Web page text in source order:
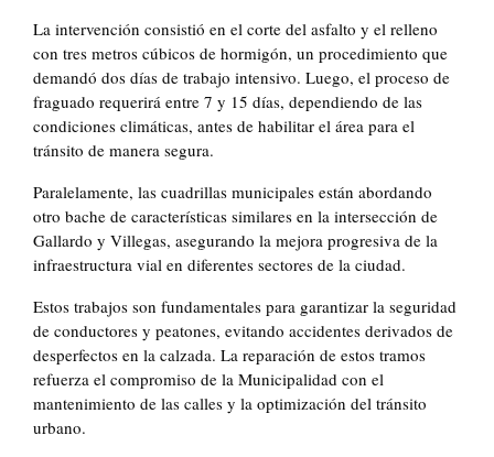
La intervención consistió en el corte del asfalto y el relleno
con tres metros cúbicos de hormigón, un procedimiento que
demandó dos días de trabajo intensivo. Luego, el proceso de
fraguado requerirá entre 7 y 15 días, dependiendo de las
condiciones climáticas, antes de habilitar el área para el
tránsito de manera segura.
Paralelamente, las cuadrillas municipales están abordando
otro bache de características similares en la intersección de
Gallardo y Villegas, asegurando la mejora progresiva de la
infraestructura vial en diferentes sectores de la ciudad.
Estos trabajos son fundamentales para garantizar la seguridad
de conductores y peatones, evitando accidentes derivados de
desperfectos en la calzada. La reparación de estos tramos
refuerza el compromiso de la Municipalidad con el
mantenimiento de las calles y la optimización del tránsito
urbano.